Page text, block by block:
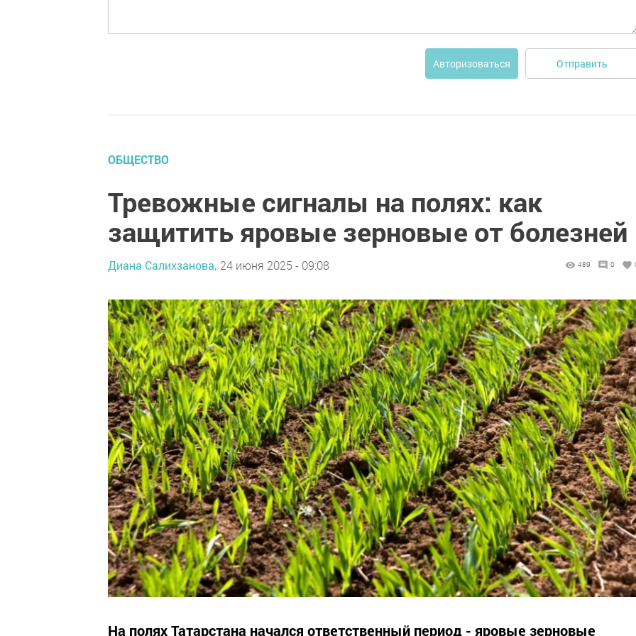
Авторизоваться Отправить
ОБЩЕСТВО
Тревожные сигналы на полях: как
защитить яровые зерновые от болезней
Диана Салихзанова, 24 июня 2025 - 09:08 489 0
На полях Татарстана начался ответственный период - яровые зерновые